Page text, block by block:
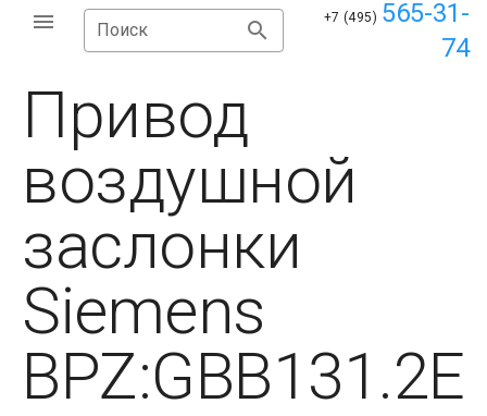
Поиск
+7 (495) 565-31-
74
Привод
воздушной
заслонки
Siemens
BPZ:GBB131.2E